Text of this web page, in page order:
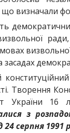
що визначали
Творення
України 16
з
24 серпня 1991